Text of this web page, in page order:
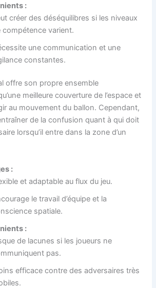
:
créer des déséquilibres si les niveaux
compétence varient.
une communication et une
constantes.
offre son propre ensemble
meilleure couverture de l’espace et
au mouvement du ballon. Cependant,
de la confusion quant à qui doit
lorsqu’il entre dans la zone d’un
:
et adaptable au flux du jeu.
le travail d’équipe et la
spatiale.
:
de lacunes si les joueurs ne
pas.
efficace contre des adversaires très